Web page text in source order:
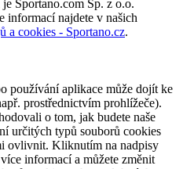
Sportano.com Sp. z o.o.
informací najdete v našich
a cookies - Sportano.cz.
používání aplikace může dojít ke
prostřednictvím prohlížeče).
o tom, jak budete naše
určitých typů souborů cookies
ovlivnit. Kliknutím na nadpisy
informací a můžete změnit